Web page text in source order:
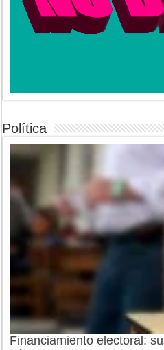
Política
Financiamiento electoral: